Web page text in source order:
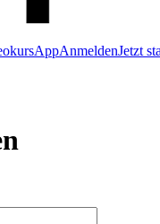
AppAnmeldenJetzt